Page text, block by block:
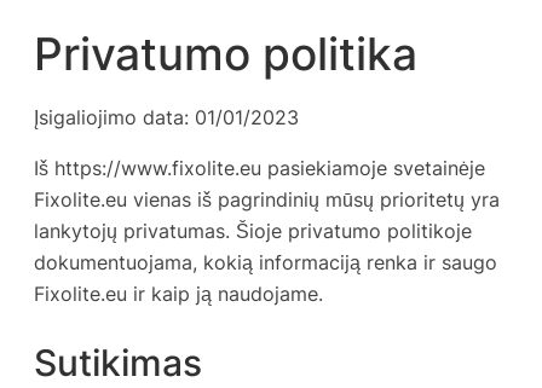
Privatumo politika
Įsigaliojimo data: 01/01/2023
Iš https://www.fixolite.eu pasiekiamoje svetainėje
Fixolite.eu vienas iš pagrindinių mūsų prioritetų yra
lankytojų privatumas. Šioje privatumo politikoje
dokumentuojama, kokią informaciją renka ir saugo
Fixolite.eu ir kaip ją naudojame.
Sutikimas